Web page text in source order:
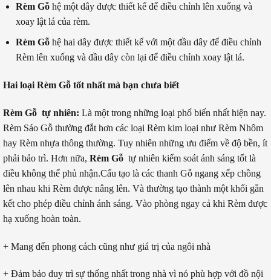
Rèm Gỗ hệ một dây được thiết kế để điều chỉnh lên xuống và
xoay lật lá của rèm.
Rèm Gỗ hệ hai dây được thiết kế với một đầu dây để điều chỉnh
Rèm lên xuống và đầu dây còn lại để điều chỉnh xoay lật lá.
Hai loại Rèm Gỗ tốt nhất mà bạn chưa biết
Rèm Gỗ tự nhiên: Là một trong những loại phổ biến nhất hiện nay.
Rèm Sáo Gỗ thường đắt hơn các loại Rèm kim loại như Rèm Nhôm
hay Rèm nhựa thông thường. Tuy nhiên những ưu điểm về độ bền, ít
phải bảo trì. Hơn nữa, Rèm Gỗ tự nhiên kiểm soát ánh sáng tốt là
điều không thể phủ nhận.Cấu tạo là các thanh Gỗ ngang xếp chồng
lên nhau khi Rèm được nâng lên. Và thường tạo thành một khối gắn
kết cho phép điều chỉnh ánh sáng. Vào phòng ngay cả khi Rèm được
hạ xuống hoàn toàn.
+ Mang đến phong cách cũng như giá trị của ngôi nhà
+ Đảm bảo duy trì sự thống nhất trong nhà vì nó phù hợp với đồ nội